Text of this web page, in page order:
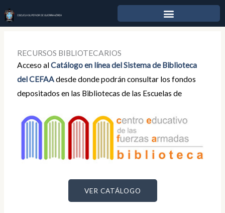
al
RECURSOS BIBLIOTECARIOS
Acceso alCatálogo en línea del Sistema de Biblioteca
del CEFAAdesde donde podrán consultar los fondos
depositados en las Bibliotecas de las Escuelas de
VER CATÁLOGO